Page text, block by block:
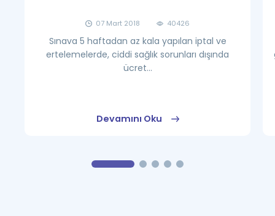
07 Mart 2018 40426
Sınava 5 haftadan az kala yapılan iptal ve
ertelemelerde, ciddi sağlık sorunları dışında
ücret...
Devamını Oku